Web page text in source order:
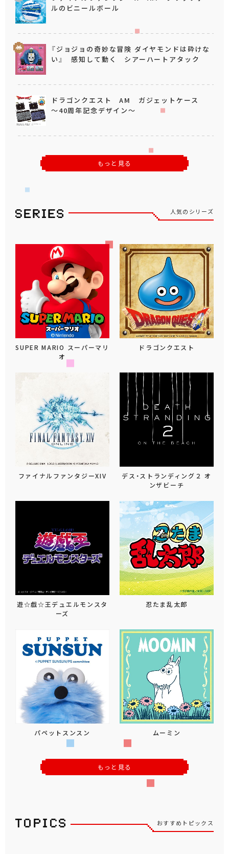
ルのビニールボール
『ジョジョの奇妙な冒険 ダイヤモンドは砕けな
い』 感知して動く シアーハートアタック
ドラゴンクエスト AM ガジェットケース
～40周年記念デザイン～
もっと見る
人気のシリーズ
SUPER MARIO スーパーマリ
オ
ドラゴンクエスト
ファイナルファンタジーXIV
デス・ストランディング２ オ
ンザビーチ
遊☆戯☆王デュエルモンスタ
ーズ
忍たま乱太郎
パペットスンスン ムーミン
もっと見る
おすすめトピックス